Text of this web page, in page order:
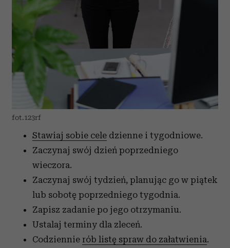
fot.123rf
Stawiaj sobie cele dzienne i tygodniowe.
Zaczynaj swój dzień poprzedniego
wieczora.
Zaczynaj swój tydzień, planując go w piątek
lub sobotę poprzedniego tygodnia.
Zapisz zadanie po jego otrzymaniu.
Ustalaj terminy dla zleceń.
Codziennie rób listę spraw do załatwienia.